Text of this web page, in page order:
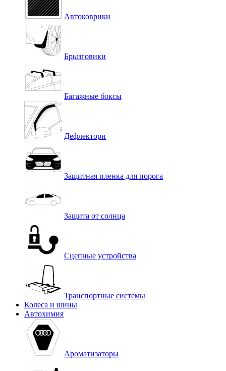
Автоковрики
Брызговики
Багажные боксы
Дефлектори
Защитная пленка для порога
Защита от солнца
Сцепные устройства
Транспортные системы
Колеса и шины
Автохимия
Ароматизаторы